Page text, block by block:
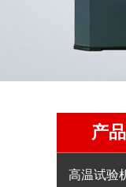
产
高温试验